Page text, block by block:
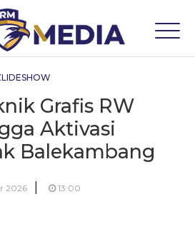
Grafis RW
Aktivasi
Balekambang
2026 | 13:00